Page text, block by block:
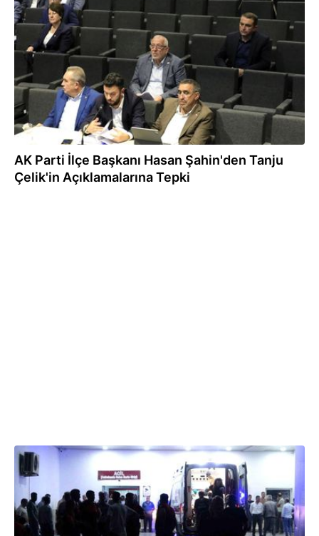
15.10.2025
AK Parti İlçe Başkanı Hasan Şahin'den Tanju
Çelik'in Açıklamalarına Tepki
28.07.2025